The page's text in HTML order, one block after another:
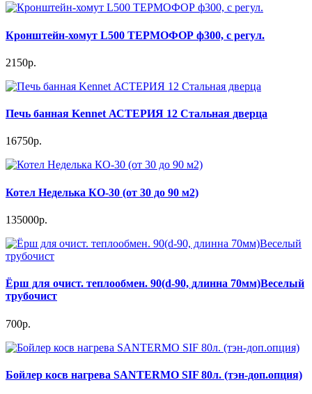
Кронштейн-хомут L500 ТЕРМОФОР ф300, с регул.
2150р.
Печь банная Kennet АСТЕРИЯ 12 Стальная дверца
16750р.
Котел Неделька КО-30 (от 30 до 90 м2)
135000р.
Ёрш для очист. теплообмен. 90(d-90, длинна 70мм)Веселый
трубочист
700р.
Бойлер косв нагрева SANTERMO SIF 80л. (тэн-доп.опция)